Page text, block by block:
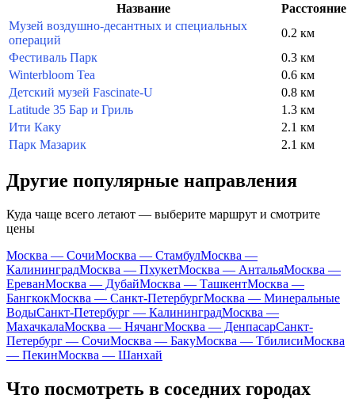
Название
Расстояние
Музей воздушно-десантных и специальных
операций
0.2 км
Фестиваль Парк
0.3 км
Winterbloom Tea
0.6 км
Детский музей Fascinate-U
0.8 км
Latitude 35 Бар и Гриль
1.3 км
Ити Каку
2.1 км
Парк Мазарик
2.1 км
Другие популярные направления
Куда чаще всего летают — выберите маршрут и смотрите
цены
Москва — СочиМосква — СтамбулМосква —
КалининградМосква — ПхукетМосква — АнтальяМосква —
ЕреванМосква — ДубайМосква — ТашкентМосква —
БангкокМосква — Санкт-ПетербургМосква — Минеральные
ВодыСанкт-Петербург — КалининградМосква —
МахачкалаМосква — НячангМосква — ДенпасарСанкт-
Петербург — СочиМосква — БакуМосква — ТбилисиМосква
— ПекинМосква — Шанхай
Что посмотреть в соседних городах